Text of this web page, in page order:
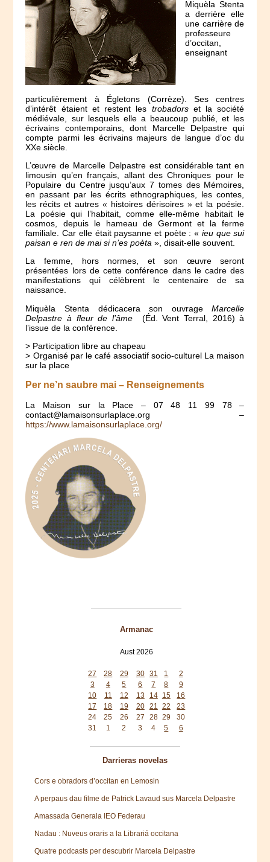
Miquèla Stenta
a derrière elle
une carrière de
professeure
d’occitan,
enseignant
particulièrement à Égletons (Corrèze). Ses centres
d’intérêt étaient et restent les trobadorset la société
médiévale, sur lesquels elle a beaucoup publié, et les
écrivains contemporains, dont Marcelle Delpastre qui
compte parmi les écrivains majeurs de langue d’oc du
XXe siècle.
L’œuvre de Marcelle Delpastre est considérable tant en
limousin qu’en français, allant des Chroniques pour le
Populaire du Centre jusqu’aux 7 tomes des Mémoires,
en passant par les écrits ethnographiques, les contes,
les récits et autres « histoires dérisoires » et la poésie.
La poésie qui l’habitait, comme elle-même habitait le
cosmos, depuis le hameau de Germont et la ferme
familiale. Car elle était paysanne et poète : « ieu que sui
paisan e ren de mai si n’es poèta », disait-elle souvent.
La femme, hors normes, et son œuvre seront
présentées lors de cette conférence dans le cadre des
manifestations qui célèbrent le centenaire de sa
naissance.
Miquèla Stenta dédicacera son ouvrageMarcelle
Delpastre à fleur de l’âme (Éd. Vent Terral, 2016) à
l’issue de la conférence.
> Participation libre au chapeau
> Organisé par le café associatif socio-culturel La maison
sur la place
Per ne’n saubre mai – Renseignements
La Maison sur la Place – 07 48 11 99 78 –
contact@lamaisonsurlaplace.org –
https://www.lamaisonsurlaplace.org/
Armanac
Aust 2026
27
28 29 30 31 1
2
3
4 5 6 7 8
9
10
11 12 13 14 15
16
17
18 19 20 21 22
23
24
25 26 27 28 29
30
31
1 2 3 4 5 6
Darrieras novelas
Cors e obradors d’occitan en Lemosin
A perpaus dau filme de Patrick Lavaud sus Marcela Delpastre
Amassada Generala IEO Federau
Nadau : Nuveus oraris a la Librariá occitana
Quatre podcasts per descubrir Marcela Delpastre